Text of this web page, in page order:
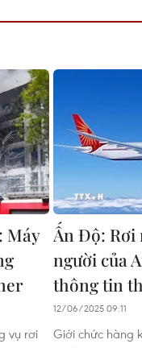
Máy
vụ rơi
Ấn Độ: Rơi
người của
thông tin
12/06/2025 09:11
Giới chức hàng